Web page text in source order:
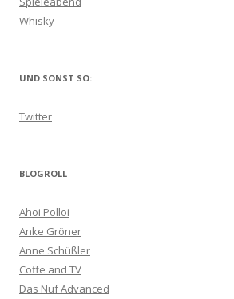
Whisky
UND SONST SO:
Twitter
BLOGROLL
Ahoi Polloi
Anke Gröner
Anne Schüßler
Coffe and TV
Das Nuf Advanced